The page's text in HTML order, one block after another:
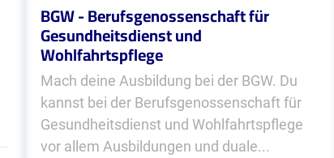
BGW - Berufsgenossenschaft für
Gesundheitsdienst und
Wohlfahrtspflege
Mach deine Ausbildung bei der BGW. Du
kannst bei der Berufsgenossenschaft für
Gesundheitsdienst und Wohlfahrtspflege
vor allem Ausbildungen und duale...